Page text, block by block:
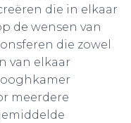
die in elkaar
de wensen van
die zowel
van elkaar
meerdere